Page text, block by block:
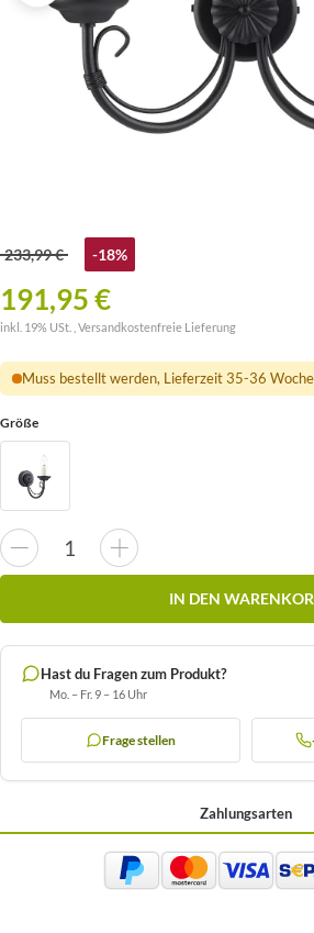
233,99 € -18%
191,95 €
inkl. 19% USt. , Versandkostenfreie Lieferung
Muss bestellt werden, Lieferzeit 35-36
Größe
IN DEN
Hast du Fragen zum Produkt?
Mo. – Fr. 9 – 16 Uhr
Frage stellen
Zahlungsarten